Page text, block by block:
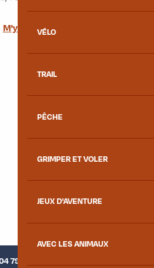
VÉLO
TRAIL
PÊCHE
GRIMPER ET VOLER
JEUX D'AVENTURE
AVEC LES ANIMAUX
M'y rendre
79 56 24